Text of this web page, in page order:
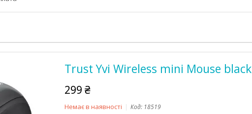
Trust Yvi Wireless mini Mouse black
299 ₴
Немає в наявності Код: 18519